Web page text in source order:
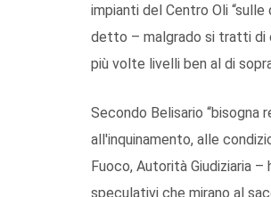
impianti del Centro Oli
detto – malgrado si tratti di
più volte livelli ben al di
Secondo Belisario
all'inquinamento, alle
Fuoco, Autorità Giudiziaria
speculativi che mirano al